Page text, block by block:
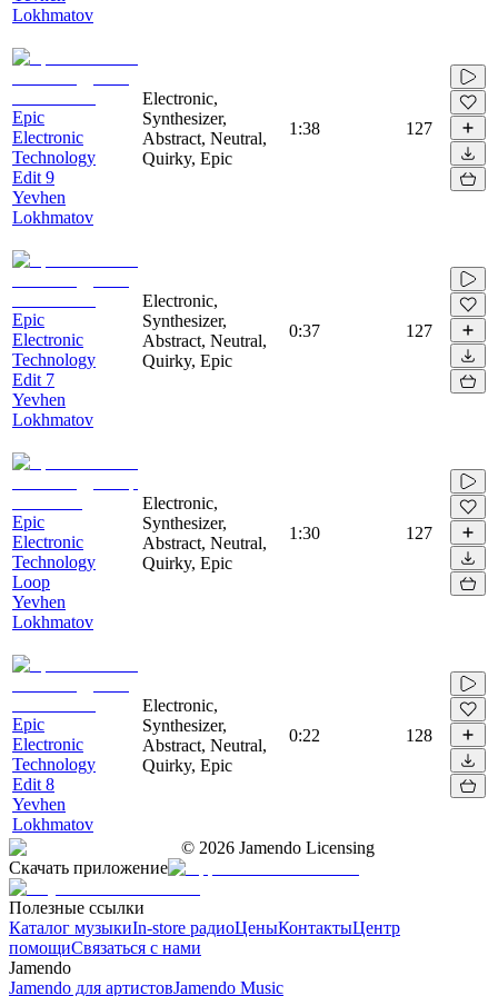
Lokhmatov
Epic
Electronic
Technology
Edit 9
Yevhen
Lokhmatov
Electronic,
Synthesizer,
Abstract, Neutral,
Quirky, Epic
1:38 127
Epic
Electronic
Technology
Edit 7
Yevhen
Lokhmatov
Electronic,
Synthesizer,
Abstract, Neutral,
Quirky, Epic
0:37 127
Epic
Electronic
Technology
Loop
Yevhen
Lokhmatov
Electronic,
Synthesizer,
Abstract, Neutral,
Quirky, Epic
1:30 127
Epic
Electronic
Technology
Edit 8
Yevhen
Lokhmatov
Electronic,
Synthesizer,
Abstract, Neutral,
Quirky, Epic
0:22 128
© 2026 Jamendo Licensing
Скачать приложение
Полезные ссылки
Каталог музыкиIn-store радиоЦеныКонтактыЦентр
помощиСвязаться с нами
Jamendo
Jamendo для артистовJamendo Music